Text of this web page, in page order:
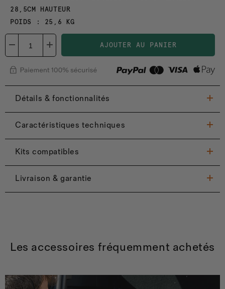
28,5CM HAUTEUR
POIDS : 25,6 KG
AJOUTER AU PANIER
Détails & fonctionnalités
Caractéristiques techniques
Kits compatibles
Livraison & garantie
Les accessoires fréquemment achetés